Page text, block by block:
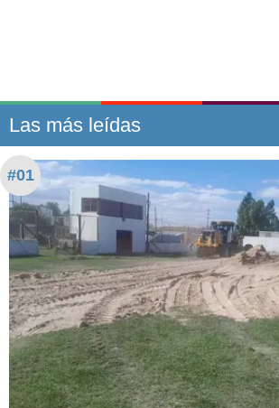
Las más leídas
#01